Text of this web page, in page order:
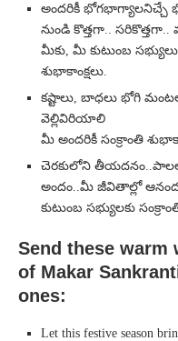
అందరికీ భోగభాగ్యాలనిచ్చే
నుండి కొత్తగా..
మీకు, మీ కుటుంబ
శుభాకాంక్షలు.
కష్టాలు, బాధలు భోగి
వెల్లివిరియాలి
మీ అందరికీ సంక్రాంతి
చెరకులోని
అందం..మీ జీవితాల్లో
కుటుంబ సభ్యులకు
Send these warm
of Makar
ones:
Let this festive season